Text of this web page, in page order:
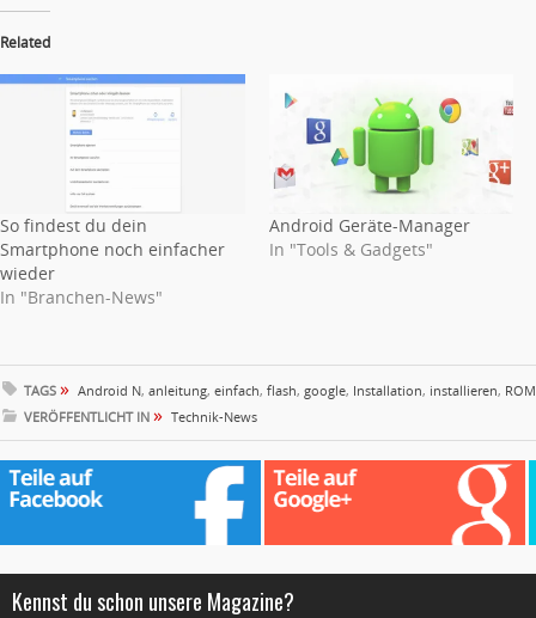
Related
So findest du dein
Smartphone noch einfacher
wieder
In "Branchen-News"
Android Geräte-Manager
In "Tools & Gadgets"
TAGS » Android N, anleitung, einfach, flash, google, Installation, installieren, ROM
VERÖFFENTLICHT IN » Technik-News
Kennst du schon unsere Magazine?